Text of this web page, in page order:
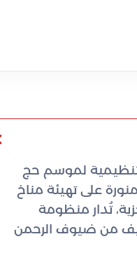
لموسم حج
على تهيئة مناخ
تُدار منظومة
ضيف من ضيوف الرحمن